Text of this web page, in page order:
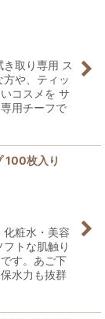
取り専用 ス
や、ティッ
コスメを サ
用チーフで
100枚入り
化粧水・美容
トな肌触り
す。あご下
水力も抜群